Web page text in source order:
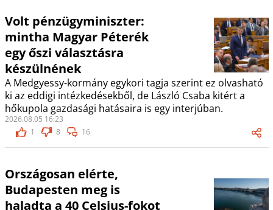
Volt pénzügyminiszter:
mintha Magyar Péterék
egy őszi választásra
készülnének
A Medgyessy-kormány egykori tagja szerint ez olvasható
ki az eddigi intézkedésekből, de László Csaba kitért a
hőkupola gazdasági hatásaira is egy interjúban.
2026.08.05 16:23
1
8 16
Országosan elérte,
Budapesten meg is
haladta a 40 Celsius-fokot